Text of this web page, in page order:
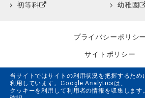
当サイトではサイトの利用状況を把握するた
利用しています。Google Analyticsは、
クッキーを利用して利用者の情報を収集します
初等科 幼稚園
プライバシーポリシー
サイトポリシー
クッキーポリシー
サイトマップ